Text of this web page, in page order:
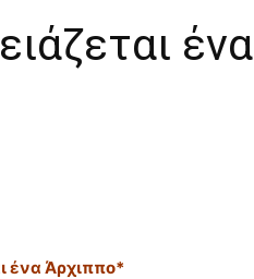
ένα
ένα Άρχιππο*